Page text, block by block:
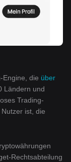
Engine, die über
Ländern und
Trading-
ist, die
Rechtsabteilung